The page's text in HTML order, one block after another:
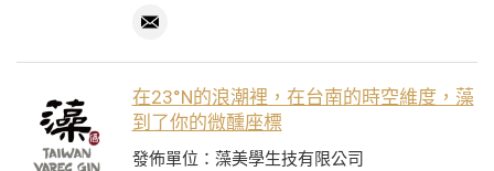
在23°N的浪潮裡，在台南的時空維度，藻
到了你的微醺座標
發佈單位：藻美學生技有限公司